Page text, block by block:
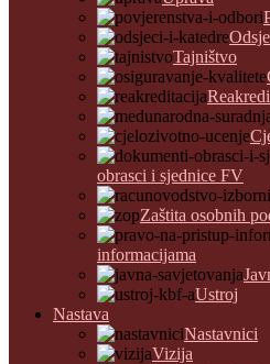
Tajništvo
obrasci i sjednice FV
Zaštita osobnih
informacijama
Ustroj
Nastava
Nastavnici
Vizija